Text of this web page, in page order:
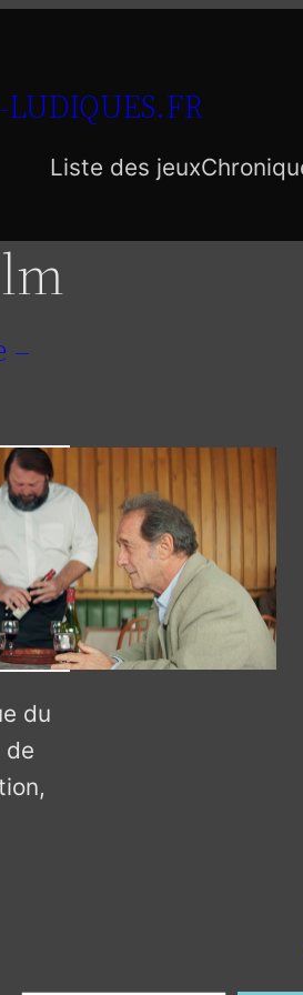
Liste des jeux
–
du
de